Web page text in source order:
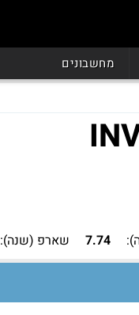
מחשבונים
7.74 שארפ (שנה):